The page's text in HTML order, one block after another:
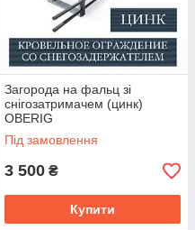
Загорода на фальц зі
снігозатримачем (цинк)
OBERIG
Під замовлення
3 500 ₴
Купити